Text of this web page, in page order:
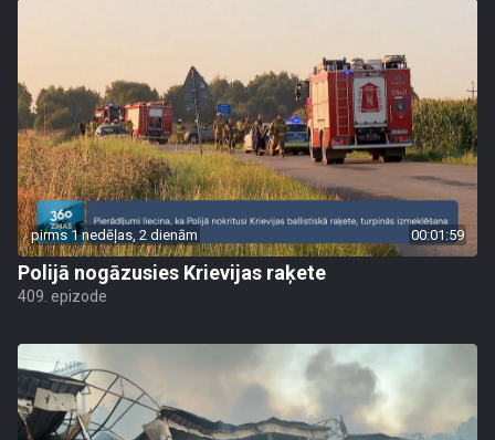
pirms 1 nedēļas, 2 dienām 00:01:59
Polijā nogāzusies Krievijas raķete
409. epizode